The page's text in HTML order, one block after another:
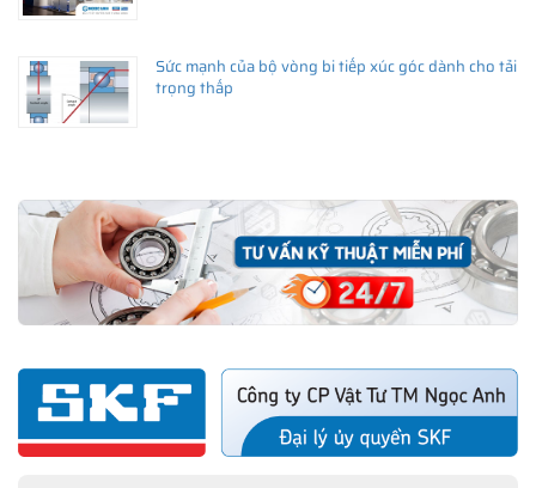
Sức mạnh của bộ vòng bi tiếp xúc góc dành cho tải
trọng thấp